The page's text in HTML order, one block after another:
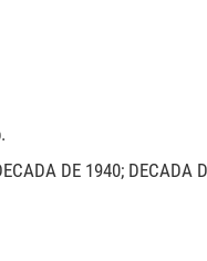
DE 1940; DECADA